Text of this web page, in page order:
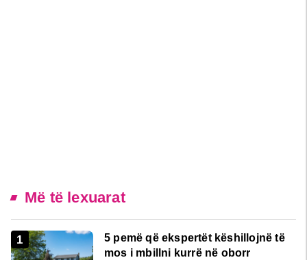
Më të lexuarat
5 pemë që ekspertët këshillojnë të
mos i mbillni kurrë në oborr